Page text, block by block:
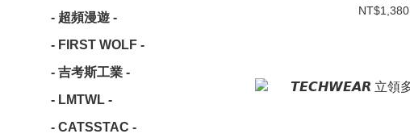
- 超頻漫遊 -
- FIRST WOLF -
- 吉考斯工業 -
- LMTWL -
- CATSSTAC -
NT$1,380